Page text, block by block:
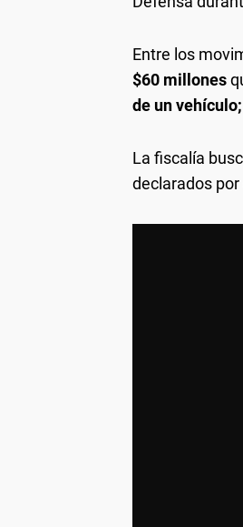
Entre los
$60 millones
de un vehículo;
La fiscalía
declarados